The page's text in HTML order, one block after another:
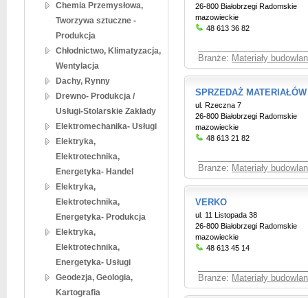
Chemia Przemysłowa,
Tworzywa sztuczne -
Produkcja
Chłodnictwo, Klimatyzacja,
Wentylacja
Dachy, Rynny
Drewno- Produkcja /
Usługi-Stolarskie Zakłady
Elektromechanika- Usługi
Elektryka,
Elektrotechnika,
Energetyka- Handel
Elektryka,
Elektrotechnika,
Energetyka- Produkcja
Elektryka,
Elektrotechnika,
Energetyka- Usługi
Geodezja, Geologia,
Kartografia
26-800 Białobrzegi Radomskie
mazowieckie
48 613 36 82
Branże: Materiały
SPRZEDAŻ
ul. Rzeczna 7
26-800 Białobrzegi Radomskie
mazowieckie
48 613 21 82
Branże: Materiały
VERKO
ul. 11 Listopada 38
26-800 Białobrzegi Radomskie
mazowieckie
48 613 45 14
Branże: Materiały